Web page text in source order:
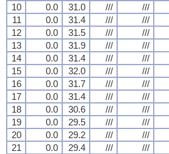
10
0.0 31.0 /// ///
11
0.0 31.4 /// ///
12
0.0 31.5 /// ///
13
0.0 31.9 /// ///
14
0.0 31.4 /// ///
15
0.0 32.0 /// ///
16
0.0 31.7 /// ///
17
0.0 31.4 /// ///
18
0.0 30.6 /// ///
19
0.0 29.5 /// ///
20
0.0 29.2 /// ///
21
0.0 29.4 /// ///